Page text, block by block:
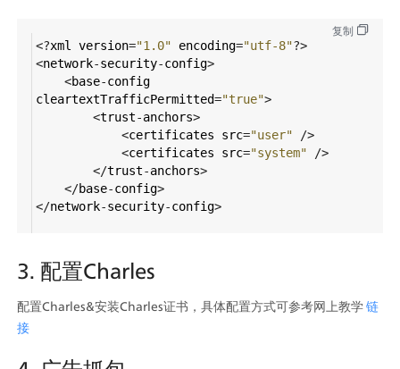
复制
<?xml version="1.0" encoding="utf-8"?>
<network-security-config>
<base-config
cleartextTrafficPermitted="true">
<trust-anchors>
<certificates src="user"
/>
<certificates src="system"
/>
</trust-anchors>
</base-config>
</network-security-config>
3. 配置Charles
配置Charles&安装Charles证书，具体配置方式可参考网上教学 链
接